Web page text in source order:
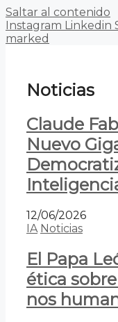
Saltar al contenido
Instagram Linkedin
marked
Noticias
Claude
Nuevo
12/06/2026
IA Noticias
El Papa
ética
nos